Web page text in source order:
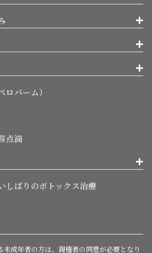
ロバーム）
点滴
しばりのボトックス治療
未成年者の方は、親権者の同意が必要となり